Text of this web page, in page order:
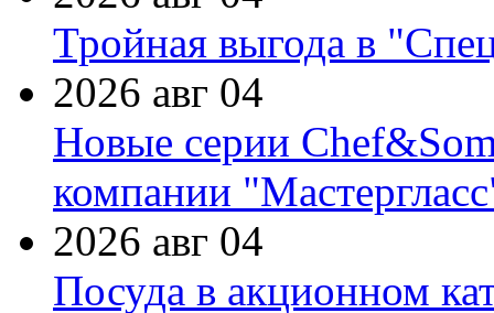
Тройная выгода в
2026 авг 04
Новые серии
компании
2026 авг 04
Посуда в акционном